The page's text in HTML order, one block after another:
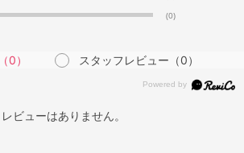
(0)
（0） スタッフレビュー （0）
レビューはありません。